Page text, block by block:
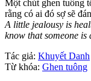
Một chút ghen tuông
rằng có ai đó sợ sẽ
A little jealousy is
know that someone
Tác giả: Khuyết Danh
Từ khóa: Ghen tuông